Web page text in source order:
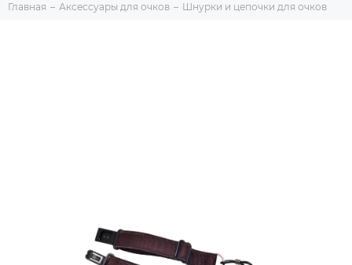
Главная Аксессуары для очков Шнурки и цепочки для очков